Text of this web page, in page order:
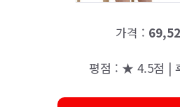
가격 :
평점 : ★ 4.5점 |